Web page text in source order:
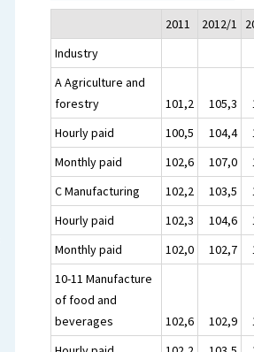
2011 2012/1
Industry
A Agriculture and
forestry
101,2 105,3
Hourly paid
100,5 104,4
Monthly paid
102,6 107,0
C Manufacturing
102,2 103,5
Hourly paid
102,3 104,6
Monthly paid
102,0 102,7
10-11 Manufacture
of food and
beverages
102,6 102,9